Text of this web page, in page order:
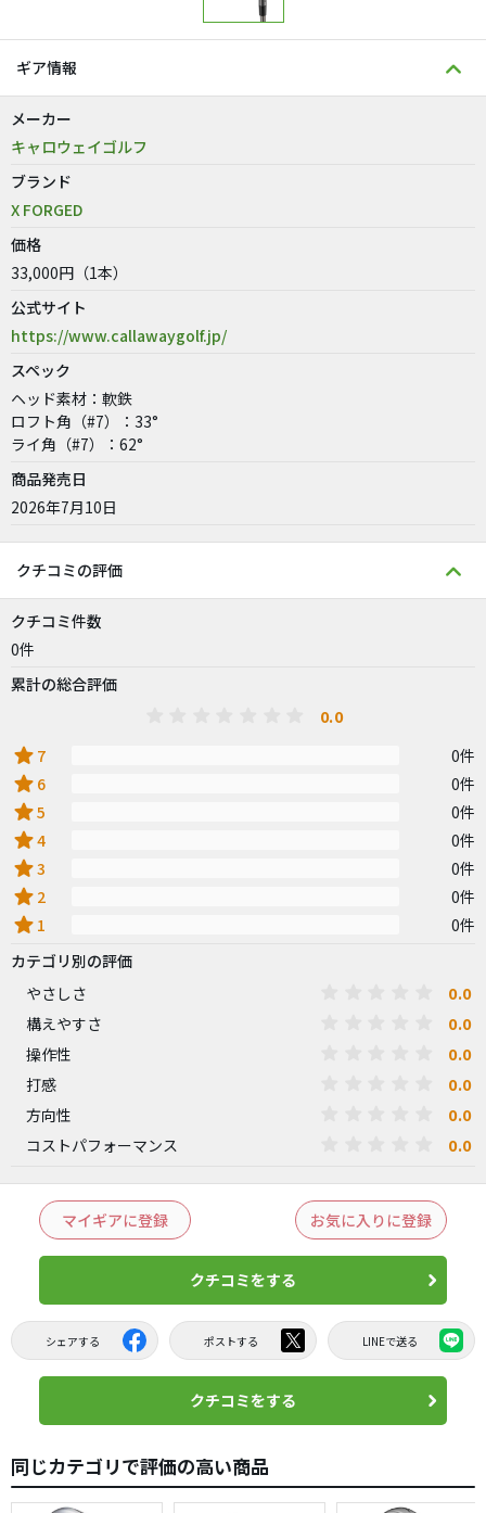
ギア情報
メーカー
キャロウェイゴルフ
ブランド
X FORGED
価格
33,000円（1本）
公式サイト
https://www.callawaygolf.jp/
スペック
ヘッド素材：軟鉄
ロフト角（#7）：33°
ライ角（#7）：62°
商品発売日
2026年7月10日
クチコミの評価
クチコミ件数
0件
累計の総合評価
0.0
star 7 0件
star 6 0件
star5 0件
star4 0件
star3 0件
star 2 0件
star 1
0件
カテゴリ別の評価
やさしさ
0.0
構えやすさ 0.0
操作性 0.0
打感 0.0
方向性 0.0
コストパフォーマンス 0.0
マイギアに登録 お気に入りに登録
クチコミをする
シェアする ポストする LINEで送る
クチコミをする
同じカテゴリで評価の高い商品